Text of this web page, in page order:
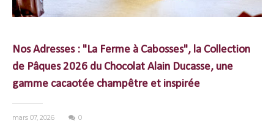
Nos Adresses : "La Ferme à Cabosses", la Collection
de Pâques 2026 du Chocolat Alain Ducasse, une
gamme cacaotée champêtre et inspirée
mars 07, 2026 0